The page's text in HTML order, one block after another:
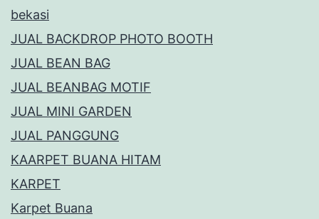
bekasi
JUAL BACKDROP PHOTO BOOTH
JUAL BEAN BAG
JUAL BEANBAG MOTIF
JUAL MINI GARDEN
JUAL PANGGUNG
KAARPET BUANA HITAM
KARPET
Karpet Buana